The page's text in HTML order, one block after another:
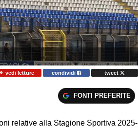
vedi letture condividi tweet
FONTI PREFERITE
relative alla Stagione Sportiva 2025-